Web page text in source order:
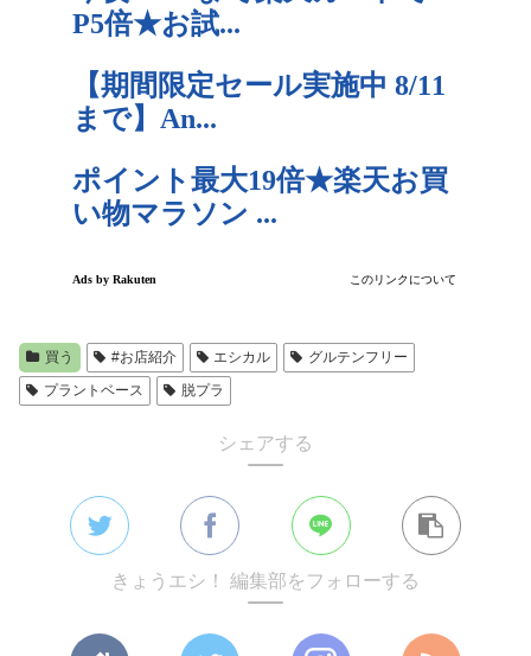
買う #お店紹介 エシカル
グルテンフリー
プラントベース
脱プラ
シェアする
きょうエシ！ 編集部をフォローする